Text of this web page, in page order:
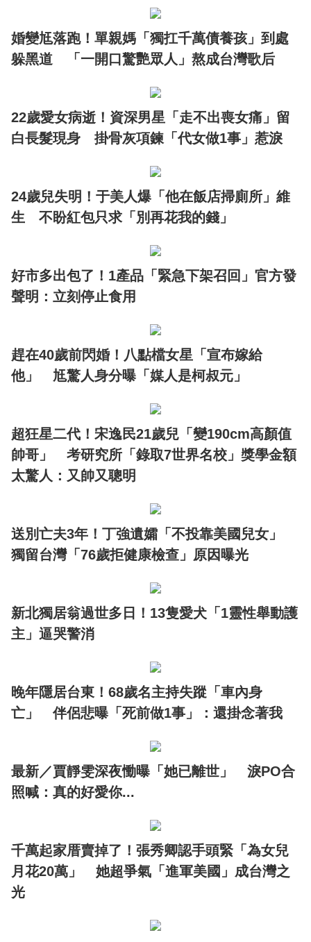
婚變尪落跑！單親媽「獨扛千萬債養孩」到處
躲黑道 「一開口驚艷眾人」熬成台灣歌后
22歲愛女病逝！資深男星「走不出喪女痛」留
白長髮現身 掛骨灰項鍊「代女做1事」惹淚
24歲兒失明！于美人爆「他在飯店掃廁所」維
生 不盼紅包只求「別再花我的錢」
好市多出包了！1產品「緊急下架召回」官方發
聲明：立刻停止食用
趕在40歲前閃婚！八點檔女星「宣布嫁給
他」 尪驚人身分曝「媒人是柯叔元」
超狂星二代！宋逸民21歲兒「變190cm高顏值
帥哥」 考研究所「錄取7世界名校」獎學金額
太驚人：又帥又聰明
送別亡夫3年！丁強遺孀「不投靠美國兒女」
獨留台灣「76歲拒健康檢查」原因曝光
新北獨居翁過世多日！13隻愛犬「1靈性舉動護
主」逼哭警消
晚年隱居台東！68歲名主持失蹤「車內身
亡」 伴侶悲曝「死前做1事」：還掛念著我
最新／賈靜雯深夜慟曝「她已離世」 淚PO合
照喊：真的好愛你...
千萬起家厝賣掉了！張秀卿認手頭緊「為女兒
月花20萬」 她超爭氣「進軍美國」成台灣之
光